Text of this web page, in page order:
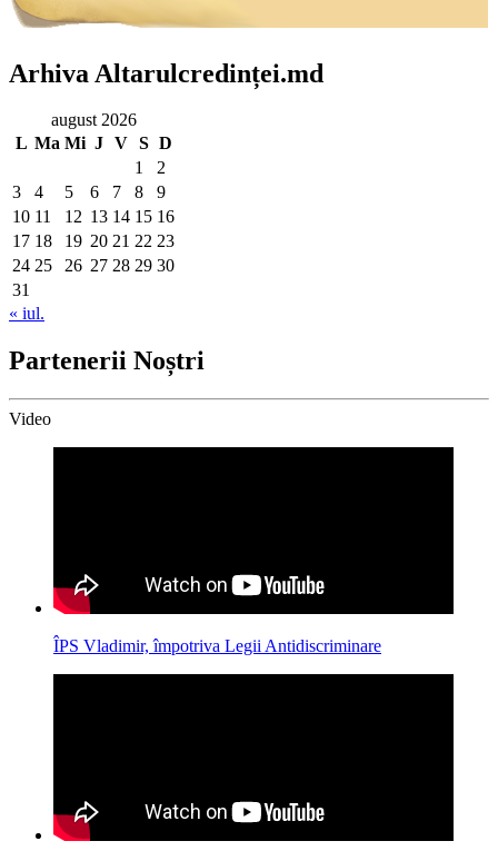
Arhiva Altarulcredinței.md
august 2026
L Ma Mi J V S D
1
2
3
4 5 6 7 8
9
10 11 12 13 14 15 16
17 18 19 20 21 22 23
24 25 26 27 28 29 30
31
« iul.
Partenerii Noștri
Video
ÎPS Vladimir, împotriva Legii Antidiscriminare